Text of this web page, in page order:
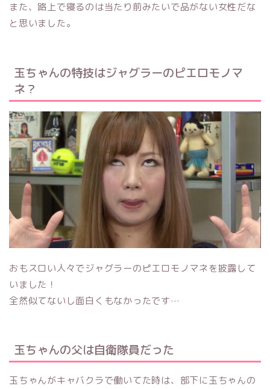
また、路上で寝るのは当たり前みたいで品がない女性だな
と思いました。
玉ちゃんの特技はジャグラーのピエロモノマ
ネ？
おもスロい人々でジャグラーのピエロモノマネを披露して
いました！
全然似てないし面白くもなかったです…
玉ちゃんの父は自衛隊員だった
玉ちゃんがキャバクラで働いてた時は、部下に玉ちゃんの